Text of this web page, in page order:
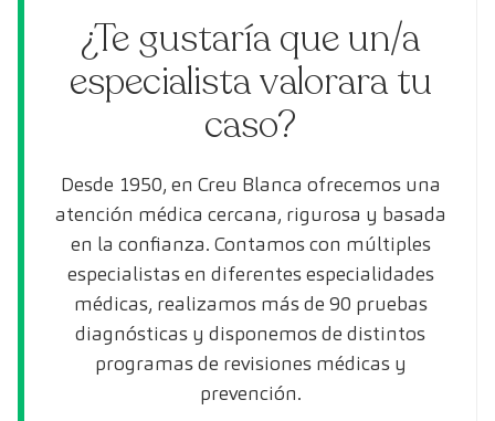
¿Te gustaría que un/a
especialista valorara tu
caso?
Desde 1950, en Creu Blanca ofrecemos una
atención médica cercana, rigurosa y basada
en la confianza. Contamos con múltiples
especialistas en diferentes especialidades
médicas, realizamos más de 90 pruebas
diagnósticas y disponemos de distintos
programas de revisiones médicas y
prevención.